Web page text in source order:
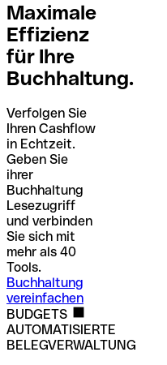
Maximale
Effizienz
für Ihre
Buchhaltung.
Verfolgen Sie
Ihren Cashflow
in Echtzeit.
Geben Sie
ihrer
Buchhaltung
Lesezugriff
und verbinden
Sie sich mit
mehr als 40
Tools.
Buchhaltung
vereinfachen
BUDGETS
AUTOMATISIERTE
BELEGVERWALTUNG